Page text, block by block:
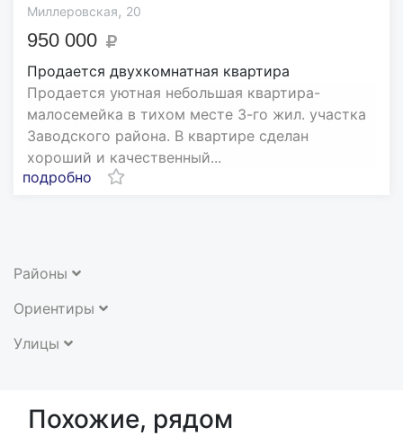
Миллеровская, 20
950 000
Продается двухкомнатная квартира
Продается уютная небольшая квартира-
малосемейка в тихом месте 3-го жил. участка
Заводского района. В квартире сделан
хороший и качественный...
подробно
Районы
Ориентиры
Улицы
Похожие, рядом